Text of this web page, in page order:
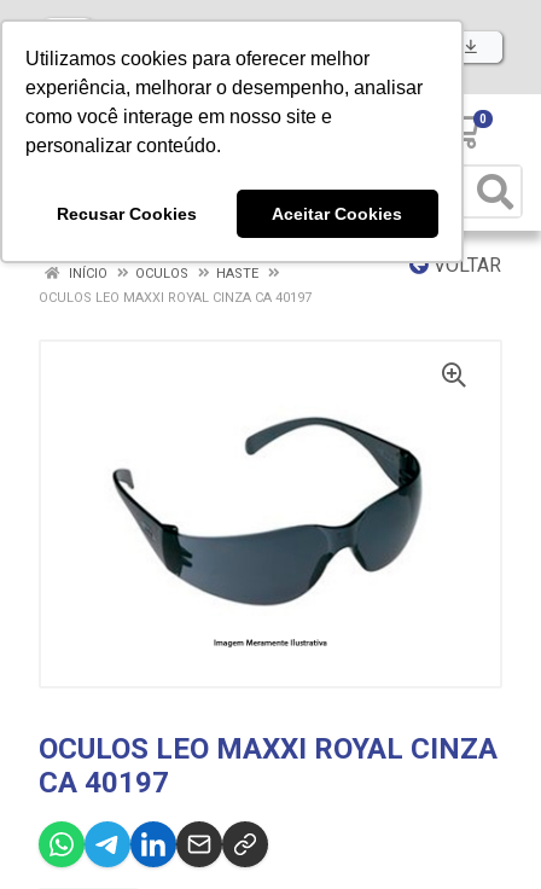
Utilizamos cookies para oferecer melhor
experiência, melhorar o desempenho, analisar
como você interage em nosso site e
personalizar conteúdo.
Recusar Cookies Aceitar Cookies
Baixe já nosso APP
0
VOLTAR
INÍCIO OCULOS
HASTE
OCULOS LEO MAXXI ROYAL CINZA CA 40197
OCULOS LEO MAXXI ROYAL CINZA
CA 40197